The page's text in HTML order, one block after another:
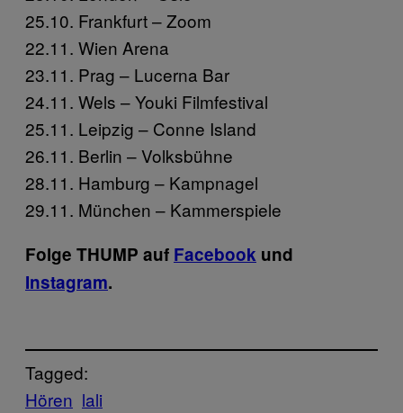
25.10. Frankfurt – Zoom
22.11. Wien Arena
23.11. Prag – Lucerna Bar
24.11. Wels – Youki Filmfestival
25.11. Leipzig – Conne Island
26.11. Berlin – Volksbühne
28.11. Hamburg – Kampnagel
29.11. München – Kammerspiele
Folge THUMP auf Facebook und
Instagram.
Tagged:
Hören lali